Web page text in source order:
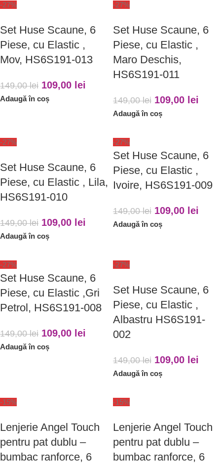
-27%
Set Huse Scaune, 6
Piese, cu Elastic ,
Mov, HS6S191-013
149,00lei 109,00 lei
Adaugă în coș
-27%
Set Huse Scaune, 6
Piese, cu Elastic ,
Maro Deschis,
HS6S191-011
149,00lei 109,00 lei
Adaugă în coș
-27%
Set Huse Scaune, 6
Piese, cu Elastic , Lila,
HS6S191-010
149,00lei 109,00 lei
Adaugă în coș
-27%
Set Huse Scaune, 6
Piese, cu Elastic ,
Ivoire, HS6S191-009
149,00lei 109,00 lei
Adaugă în coș
-27%
Set Huse Scaune, 6
Piese, cu Elastic ,Gri
Petrol, HS6S191-008
149,00lei 109,00 lei
Adaugă în coș
-27%
Set Huse Scaune, 6
Piese, cu Elastic ,
Albastru HS6S191-
002
149,00lei 109,00 lei
Adaugă în coș
-15%
Lenjerie Angel Touch
pentru pat dublu –
bumbac ranforce, 6
-15%
Lenjerie Angel Touch
pentru pat dublu –
bumbac ranforce, 6